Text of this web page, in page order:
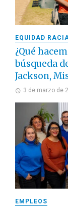
EQUIDAD
¿Qué
búsqueda
Jackson,
3 de marzo de
EMPLEOS